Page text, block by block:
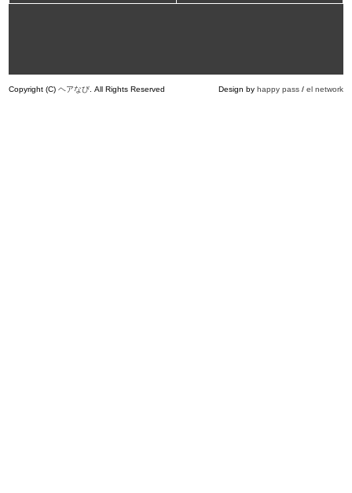
Copyright (C)ヘアなび . All Rights Reserved Design by happy pass/ el network